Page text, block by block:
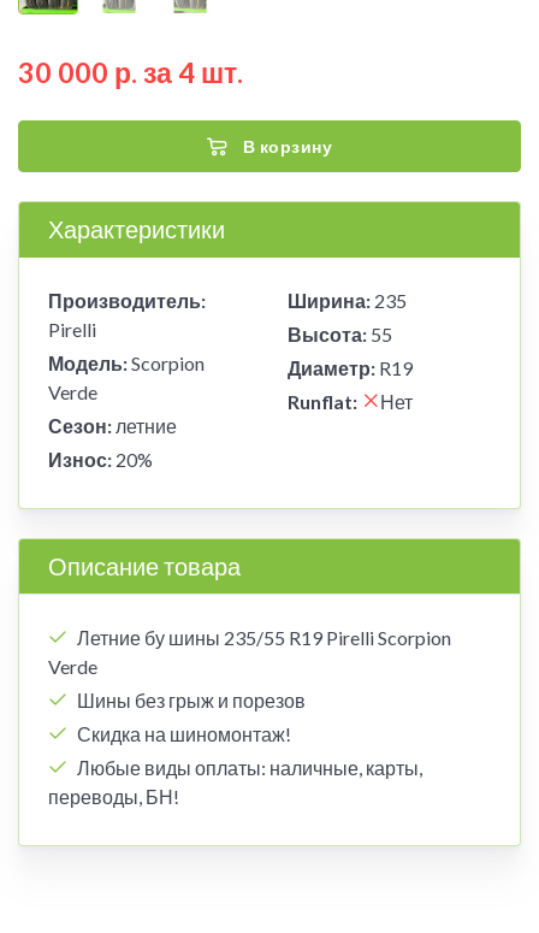
30 000 р. за 4 шт.
В корзину
Характеристики
Производитель:
Pirelli
Модель:Scorpion
Verde
Сезон: летние
Износ: 20%
Ширина: 235
Высота: 55
Диаметр: R19
Runflat:
Нет
Описание товара
Летние бу шины 235/55 R19 Pirelli Scorpion
Verde
Шины без грыж и порезов
Скидка на шиномонтаж!
Любые виды оплаты: наличные, карты,
переводы, БН!